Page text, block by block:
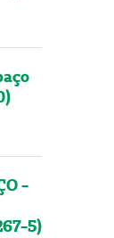
-
5)